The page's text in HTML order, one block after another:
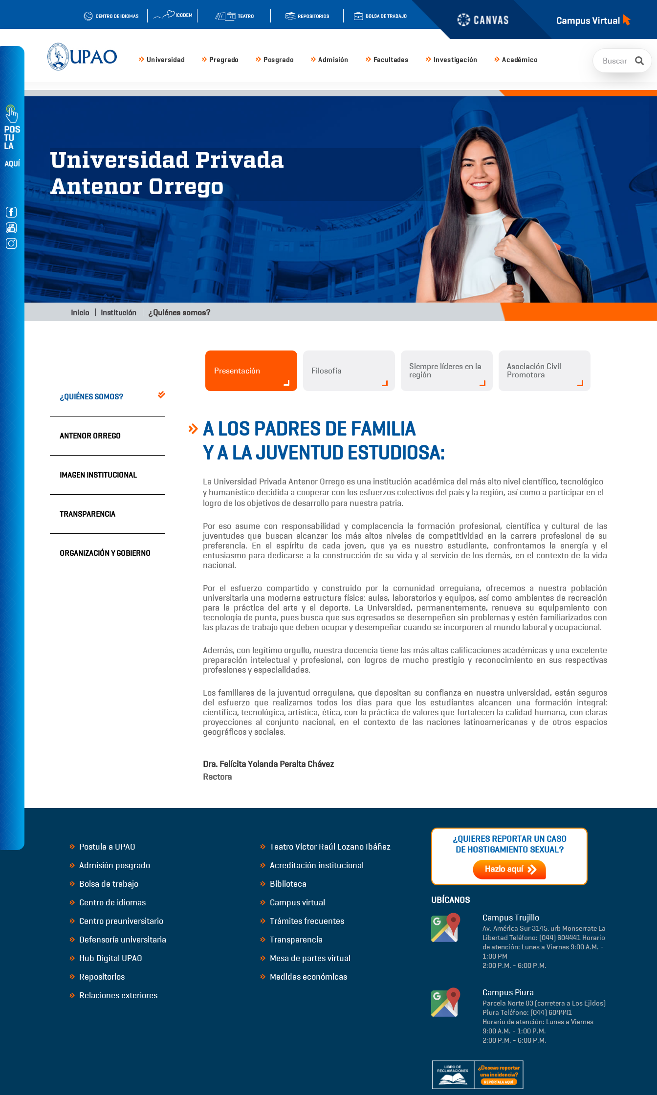
Universidad Pregrado Posgrado Admisión Facultades Investigación Académico
Universidad Privada
Antenor Orrego
Inicio Institución ¿Quiénes somos?
Presentación Filosofía
Siempre líderes en la
región
Asociación Civil
Promotora
A LOS PADRES DE FAMILIA
Y A LA JUVENTUD ESTUDIOSA:
La Universidad Privada Antenor Orrego es una institución académica del más alto nivel científico, tecnológico
y humanístico decidida a cooperar con los esfuerzos colectivos del país y la región, así como a participar en el
logro de los objetivos de desarrollo para nuestra patria.
Por eso asume con responsabilidad y complacencia la formación profesional, científica y cultural de las
juventudes que buscan alcanzar los más altos niveles de competitividad en la carrera profesional de su
preferencia. En el espíritu de cada joven, que ya es nuestro estudiante, confrontamos la energía y el
entusiasmo para dedicarse a la construcción de su vida y al servicio de los demás, en el contexto de la vida
nacional.
Por el esfuerzo compartido y construido por la comunidad orreguiana, ofrecemos a nuestra población
universitaria una moderna estructura física: aulas, laboratorios y equipos, así como ambientes de recreación
para la práctica del arte y el deporte. La Universidad, permanentemente, renueva su equipamiento con
tecnología de punta, pues busca que sus egresados se desempeñen sin problemas y estén familiarizados con
las plazas de trabajo que deben ocupar y desempeñar cuando se incorporen al mundo laboral y ocupacional.
Además, con legítimo orgullo, nuestra docencia tiene las más altas calificaciones académicas y una excelente
preparación intelectual y profesional, con logros de mucho prestigio y reconocimiento en sus respectivas
profesiones y especialidades.
Los familiares de la juventud orreguiana, que depositan su confianza en nuestra universidad, están seguros
del esfuerzo que realizamos todos los días para que los estudiantes alcancen una formación integral:
científica, tecnológica, artística, ética, con la práctica de valores que fortalecen la calidad humana, con claras
proyecciones al conjunto nacional, en el contexto de las naciones latinoamericanas y de otros espacios
geográficos y sociales.
Dra. Felícita Yolanda Peralta Chávez
Rectora
¿QUIÉNES SOMOS?
ANTENOR ORREGO
IMAGEN INSTITUCIONAL
TRANSPARENCIA
ORGANIZACIÓN Y GOBIERNO
Postula a UPAO
Admisión posgrado
Bolsa de trabajo
Centro de idiomas
Centro preuniversitario
Defensoría universitaria
Hub Digital UPAO
Repositorios
Relaciones exteriores
Teatro Víctor Raúl Lozano Ibáñez
Acreditación institucional
Biblioteca
Campus virtual
Trámites frecuentes
Transparencia
Mesa de partes virtual
Medidas económicas
¿QUIERES REPORTAR UN CASO
DE HOSTIGAMIENTO SEXUAL?
UBÍCANOS
Campus Trujillo
Av. América Sur 3145, urb Monserrate La
Libertad Teléfono: (044) 604441 Horario
de atención: Lunes a Viernes 9:00 A.M. -
1:00 PM
2:00 P.M. - 6:00 P.M.
Campus Piura
Parcela Norte 03 (carretera a Los Ejidos)
Piura Teléfono: (044) 604441
Horario de atención: Lunes a Viernes
9:00 A.M. - 1:00 P.M.
2:00 P.M. - 6:00 P.M.